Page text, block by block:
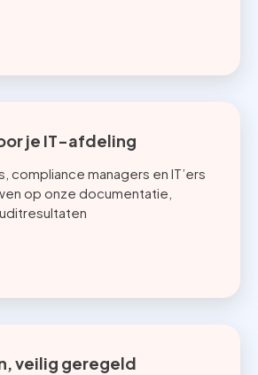
je IT-afdeling
compliance managers en IT’ers
op onze documentatie,
veilig geregeld